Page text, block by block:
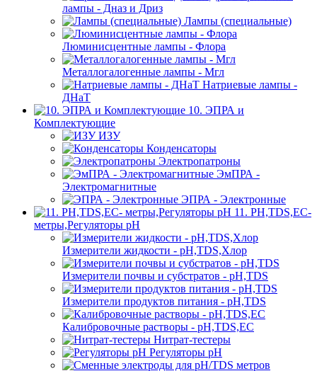
лампы - Дназ и Дриз
Лампы (специальные)
Люминисцентные лампы - Флора
Металлогалогенные лампы - Мгл
Натриевые лампы -
ДНаТ
10. ЭПРА и
Комплектующие
ИЗУ
Конденсаторы
Электропатроны
ЭмПРА -
Электромагнитные
ЭПРА - Электронные
11. PH,TDS,EC-
метры,Регуляторы pН
Измерители жидкости - pH,TDS,Хлор
Измерители почвы и субстратов - pH,TDS
Измерители продуктов питания - pH,TDS
Калибровочные растворы - pH,TDS,EC
Нитрат-тестеры
Регуляторы pН